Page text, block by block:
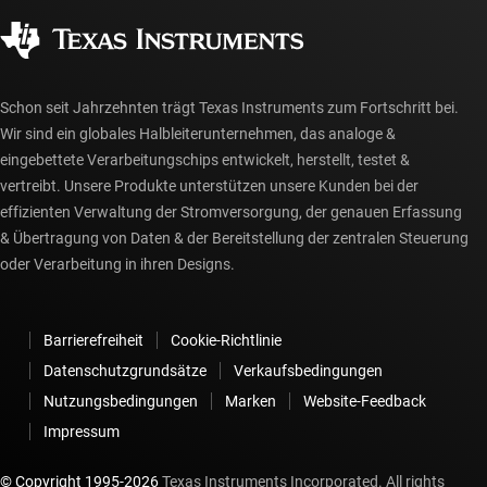
myTI-Konto FAQs
Schon seit Jahrzehnten trägt Texas Instruments zum Fortschritt bei.
Wir sind ein globales Halbleiterunternehmen, das analoge &
eingebettete Verarbeitungschips entwickelt, herstellt, testet &
vertreibt. Unsere Produkte unterstützen unsere Kunden bei der
effizienten Verwaltung der Stromversorgung, der genauen Erfassung
& Übertragung von Daten & der Bereitstellung der zentralen Steuerung
oder Verarbeitung in ihren Designs.
Barrierefreiheit
Cookie-Richtlinie
Datenschutzgrundsätze
Verkaufsbedingungen
Nutzungsbedingungen
Marken
Website-Feedback
Impressum
© Copyright 1995-2026Texas Instruments Incorporated. All rights